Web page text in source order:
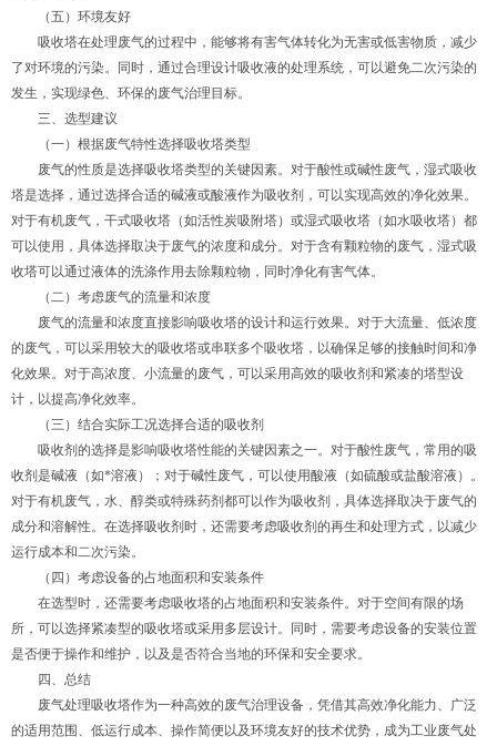
（五）环境友好
吸收塔在处理废气的过程中，能够将有害气体转化为无害或低害物质，减少
了对环境的污染。同时，通过合理设计吸收液的处理系统，可以避免二次污染的
发生，实现绿色、环保的废气治理目标。
三、选型建议
（一）根据废气特性选择吸收塔类型
废气的性质是选择吸收塔类型的关键因素。对于酸性或碱性废气，湿式吸收
塔是选择，通过选择合适的碱液或酸液作为吸收剂，可以实现高效的净化效果。
对于有机废气，干式吸收塔（如活性炭吸附塔）或湿式吸收塔（如水吸收塔）都
可以使用，具体选择取决于废气的浓度和成分。对于含有颗粒物的废气，湿式吸
收塔可以通过液体的洗涤作用去除颗粒物，同时净化有害气体。
（二）考虑废气的流量和浓度
废气的流量和浓度直接影响吸收塔的设计和运行效果。对于大流量、低浓度
的废气，可以采用较大的吸收塔或串联多个吸收塔，以确保足够的接触时间和净
化效果。对于高浓度、小流量的废气，可以采用高效的吸收剂和紧凑的塔型设
计，以提高净化效率。
（三）结合实际工况选择合适的吸收剂
吸收剂的选择是影响吸收塔性能的关键因素之一。对于酸性废气，常用的吸
收剂是碱液（如*溶液）；对于碱性废气，可以使用酸液（如硫酸或盐酸溶液）。
对于有机废气，水、醇类或特殊药剂都可以作为吸收剂，具体选择取决于废气的
成分和溶解性。在选择吸收剂时，还需要考虑吸收剂的再生和处理方式，以减少
运行成本和二次污染。
（四）考虑设备的占地面积和安装条件
在选型时，还需要考虑吸收塔的占地面积和安装条件。对于空间有限的场
所，可以选择紧凑型的吸收塔或采用多层设计。同时，需要考虑设备的安装位置
是否便于操作和维护，以及是否符合当地的环保和安全要求。
四、总结
废气处理吸收塔作为一种高效的废气治理设备，凭借其高效净化能力、广泛
的适用范围、低运行成本、操作简便以及环境友好的技术优势，成为工业废气处